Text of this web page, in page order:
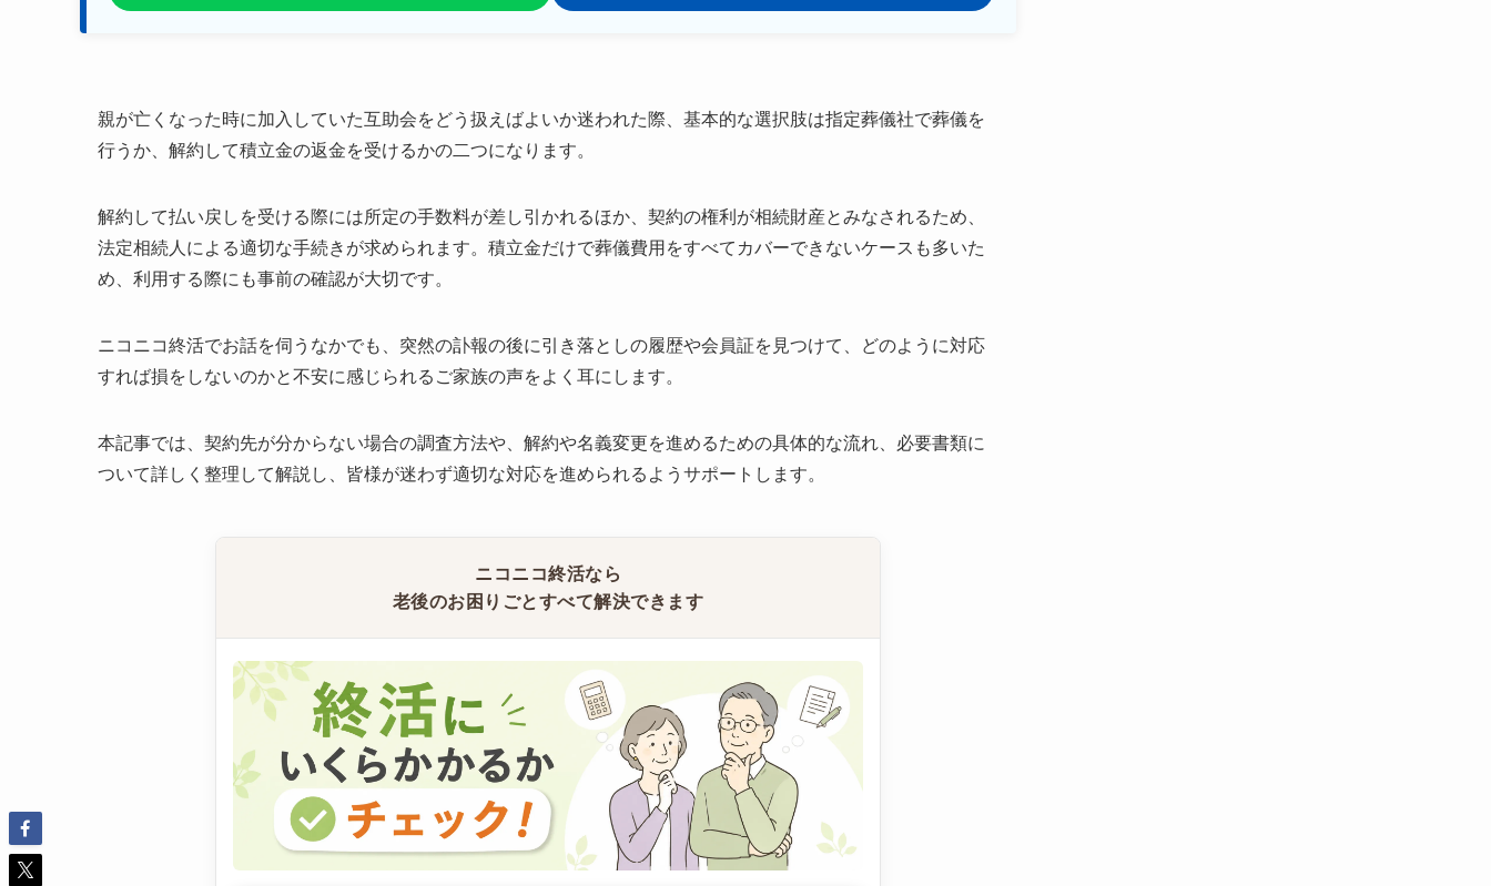
親が亡くなった時に加入していた互助会をどう扱えばよいか迷われた際、基本的な選択肢は指定葬儀社で葬儀を
行うか、解約して積立金の返金を受けるかの二つになります。
解約して払い戻しを受ける際には所定の手数料が差し引かれるほか、契約の権利が相続財産とみなされるため、
法定相続人による適切な手続きが求められます。積立金だけで葬儀費用をすべてカバーできないケースも多いた
め、利用する際にも事前の確認が大切です。
ニコニコ終活でお話を伺うなかでも、突然の訃報の後に引き落としの履歴や会員証を見つけて、どのように対応
すれば損をしないのかと不安に感じられるご家族の声をよく耳にします。
本記事では、契約先が分からない場合の調査方法や、解約や名義変更を進めるための具体的な流れ、必要書類に
ついて詳しく整理して解説し、皆様が迷わず適切な対応を進められるようサポートします。
ニコニコ終活なら
老後のお困りごとすべて解決できます